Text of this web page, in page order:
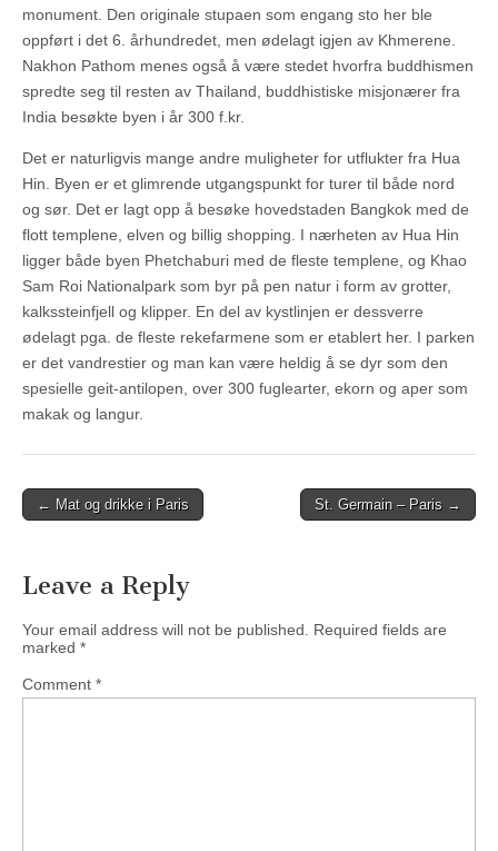
monument. Den originale stupaen som engang sto her ble
oppført i det 6. århundredet, men ødelagt igjen av Khmerene.
Nakhon Pathom menes også å være stedet hvorfra buddhismen
spredte seg til resten av Thailand, buddhistiske misjonærer fra
India besøkte byen i år 300 f.kr.
Det er naturligvis mange andre muligheter for utflukter fra Hua
Hin. Byen er et glimrende utgangspunkt for turer til både nord
og sør. Det er lagt opp å besøke hovedstaden Bangkok med de
flott templene, elven og billig shopping. I nærheten av Hua Hin
ligger både byen Phetchaburi med de fleste templene, og Khao
Sam Roi Nationalpark som byr på pen natur i form av grotter,
kalkssteinfjell og klipper. En del av kystlinjen er dessverre
ødelagt pga. de fleste rekefarmene som er etablert her. I parken
er det vandrestier og man kan være heldig å se dyr som den
spesielle geit-antilopen, over 300 fuglearter, ekorn og aper som
makak og langur.
Post
← Mat og drikke i Paris St. Germain – Paris →
Leave a Reply
Your email address will not be published. Required fields are
marked *
Comment *